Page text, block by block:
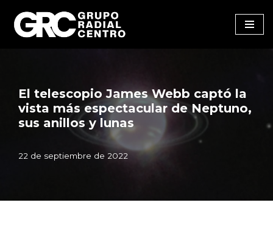
Saltar
El telescopio James Webb captó la
vista más espectacular de Neptuno,
sus anillos y lunas
22 de septiembre de 2022